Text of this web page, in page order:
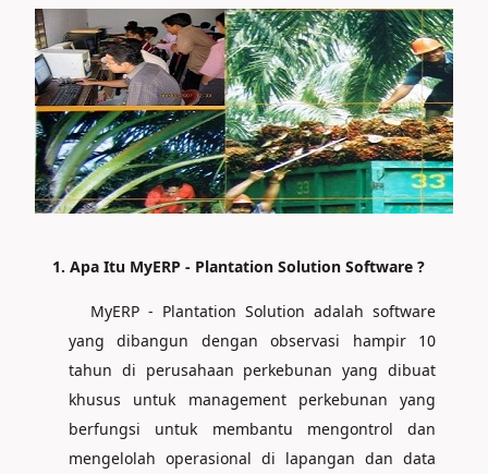
1. Apa Itu MyERP - Plantation Solution Software ?
MyERP - Plantation Solution adalah software
yang dibangun dengan observasi hampir 10
tahun di perusahaan perkebunan yang dibuat
khusus untuk management perkebunan yang
berfungsi untuk membantu mengontrol dan
mengelolah operasional di lapangan dan data